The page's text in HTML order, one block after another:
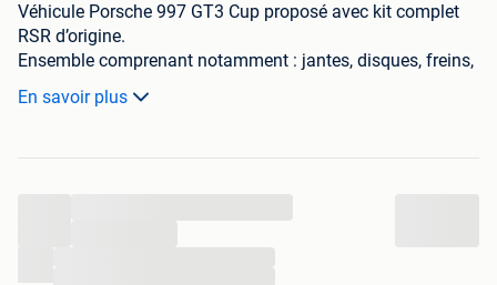
Véhicule Porsche 997 GT3 Cup proposé avec kit complet
RSR d’origine.
Ensemble comprenant notamment : jantes, disques, freins,
moyeux, cardans, aileron, échappement et bien d’autres
éléments.
En savoir plus